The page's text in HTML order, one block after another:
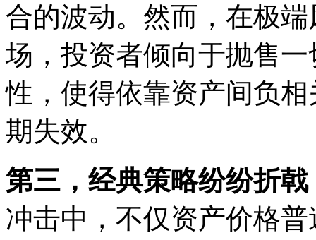
合的波动。然而，在极
场，投资者倾向于抛售
性，使得依靠资产间负
期失效。
第三，经典策略纷纷折
冲击中，不仅资产价格